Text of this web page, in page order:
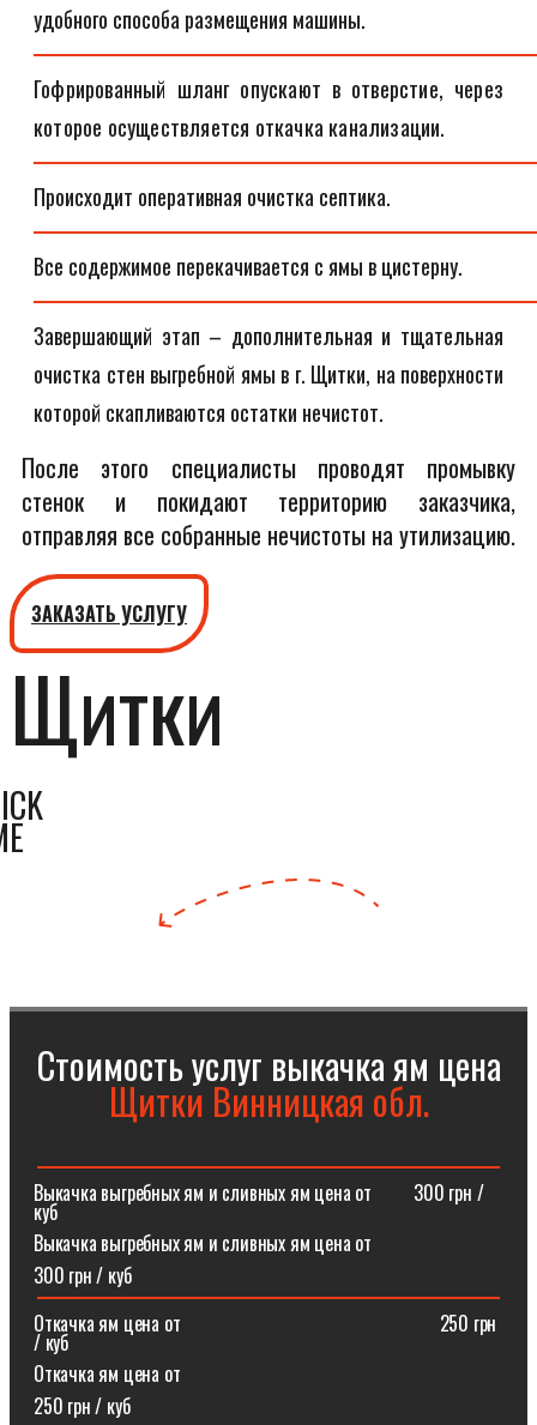
удобного способа размещения машины.
Гофрированный шланг опускают в отверстие, через
которое осуществляется откачка канализации.
Происходит оперативная очистка септика.
Все содержимое перекачивается с ямы в цистерну.
Завершающий этап – дополнительная и тщательная
очистка стен выгребной ямы в г. Щитки, на поверхности
которой скапливаются остатки нечистот.
После этого специалисты проводят промывку
стенок и покидают территорию заказчика,
отправляя все собранные нечистоты на утилизацию.
ЗАКАЗАТЬ УСЛУГУ
Щитки
Стоимость услуг выкачка ям цена
Щитки Винницкая обл.
Выкачка выгребных ям и сливных ям цена от⠀⠀⠀300 грн /
куб
Выкачка выгребных ям и сливных ям цена от
300 грн / куб
Откачка ям цена от ⠀⠀⠀⠀⠀⠀⠀⠀⠀⠀⠀⠀⠀⠀⠀⠀⠀⠀250 грн
/ куб
Откачка ям цена от
250 грн / куб